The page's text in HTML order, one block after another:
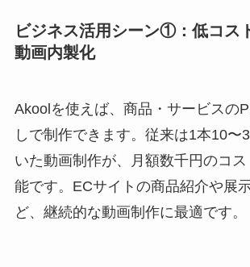
ビジネス活用シーン①：低コス
動画内製化
Akoolを使えば、商品・サービスの
しで制作できます。従来は1本10〜
いた動画制作が、月額数千円のコ
能です。ECサイトの商品紹介や展
ど、継続的な動画制作に最適です。